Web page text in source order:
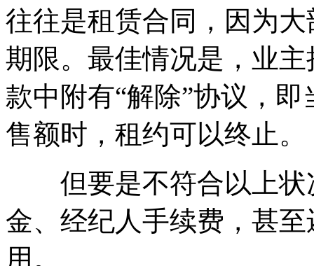
往往是租赁合同，因为
期限。最佳情况是，业
款中附有“解除”协议，
售额时，租约可以终止。
但要是不符合以上状
金、经纪人手续费，甚
用。